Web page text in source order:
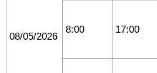
08/05/2026
8:00 17:00